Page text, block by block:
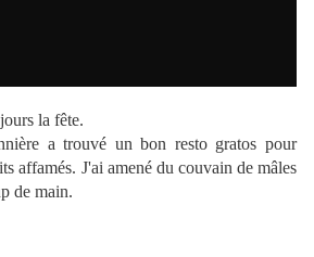
la fête.
a trouvé un bon resto gratos pour
affamés. J'ai amené du couvain de mâles
de main.